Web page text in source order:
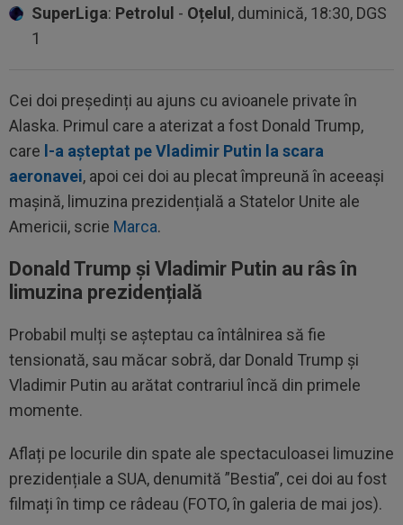
SuperLiga: Petrolul - Oțelul, duminică, 18:30, DGS
1
Cei doi președinți au ajuns cu avioanele private în
Alaska. Primul care a aterizat a fost Donald Trump,
care l-a așteptat pe Vladimir Putin la scara
aeronavei, apoi cei doi au plecat împreună în aceeași
mașină, limuzina prezidențială a Statelor Unite ale
Americii, scrie Marca.
Donald Trump și Vladimir Putin au râs în
limuzina prezidențială
Probabil mulți se așteptau ca întâlnirea să fie
tensionată, sau măcar sobră, dar Donald Trump și
Vladimir Putin au arătat contrariul încă din primele
momente.
Aflați pe locurile din spate ale spectaculoasei limuzine
prezidențiale a SUA, denumită ”Bestia”, cei doi au fost
filmați în timp ce râdeau (FOTO, în galeria de mai jos).